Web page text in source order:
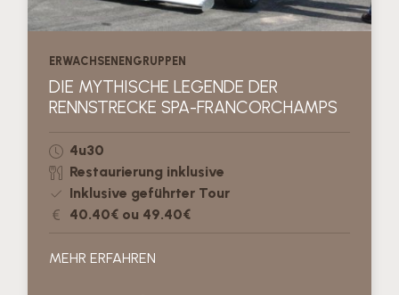
ERWACHSENENGRUPPEN
DIE MYTHISCHE LEGENDE DER
RENNSTRECKE SPA-FRANCORCHAMPS
4u30
Restaurierung inklusive
Inklusive geführter Tour
40.40€ ou 49.40€
MEHR ERFAHREN